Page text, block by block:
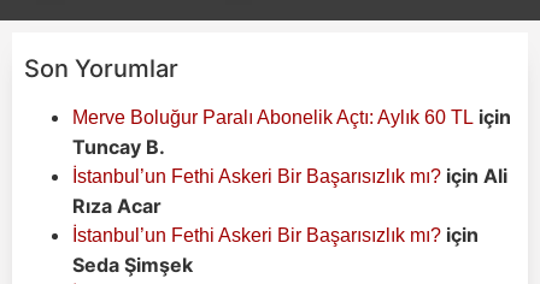
Son Yorumlar
Merve Boluğur Paralı Abonelik Açtı: Aylık 60 TL için
Tuncay B.
İstanbul’un Fethi Askeri Bir Başarısızlık mı? için Ali
Rıza Acar
İstanbul’un Fethi Askeri Bir Başarısızlık mı? için
Seda Şimşek